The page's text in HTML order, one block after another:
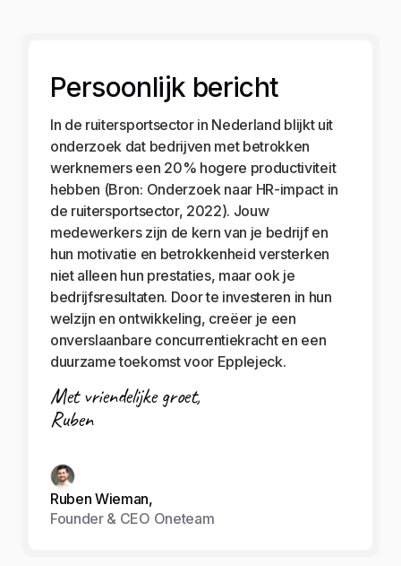
Persoonlijk bericht
In de ruitersportsector in Nederland blijkt uit
onderzoek dat bedrijven met betrokken
werknemers een 20% hogere productiviteit
hebben (Bron: Onderzoek naar HR-impact in
de ruitersportsector, 2022). Jouw
medewerkers zijn de kern van je bedrijf en
hun motivatie en betrokkenheid versterken
niet alleen hun prestaties, maar ook je
bedrijfsresultaten. Door te investeren in hun
welzijn en ontwikkeling, creëer je een
onverslaanbare concurrentiekracht en een
duurzame toekomst voor Epplejeck.
Met vriendelijke groet,
Ruben
Ruben Wieman,
Founder & CEO Oneteam